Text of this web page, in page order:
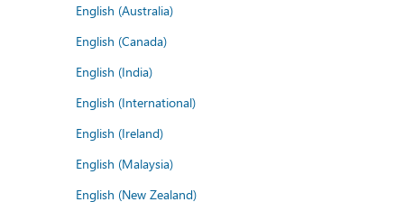
English (Australia)
English (Canada)
English (India)
English (International)
English (Ireland)
English (Malaysia)
English (New Zealand)